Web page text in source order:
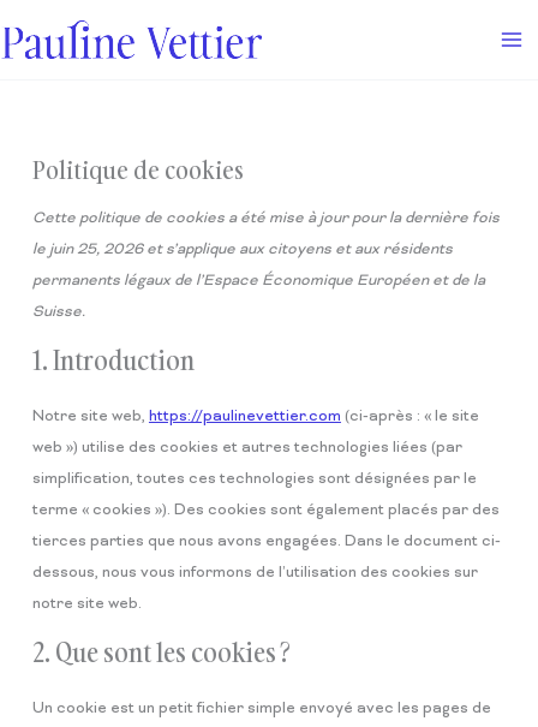
au
Politique de cookies
Cette politique de cookies a été mise à jour pour la dernière fois
le juin 25, 2026 et s’applique aux citoyens et aux résidents
permanents légaux de l’Espace Économique Européen et de la
Suisse.
1. Introduction
Notre site web, https://paulinevettier.com (ci-après : « le site
web ») utilise des cookies et autres technologies liées (par
simplification, toutes ces technologies sont désignées par le
terme « cookies »). Des cookies sont également placés par des
tierces parties que nous avons engagées. Dans le document ci-
dessous, nous vous informons de l’utilisation des cookies sur
notre site web.
2. Que sont les cookies ?
Un cookie est un petit fichier simple envoyé avec les pages de